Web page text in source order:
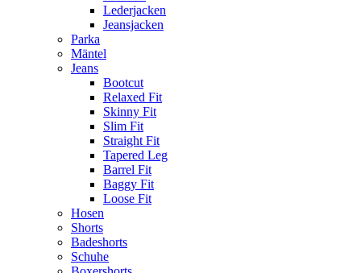
Lederjacken
Jeansjacken
Parka
Mäntel
Jeans
Bootcut
Relaxed Fit
Skinny Fit
Slim Fit
Straight Fit
Tapered Leg
Barrel Fit
Baggy Fit
Loose Fit
Hosen
Shorts
Badeshorts
Schuhe